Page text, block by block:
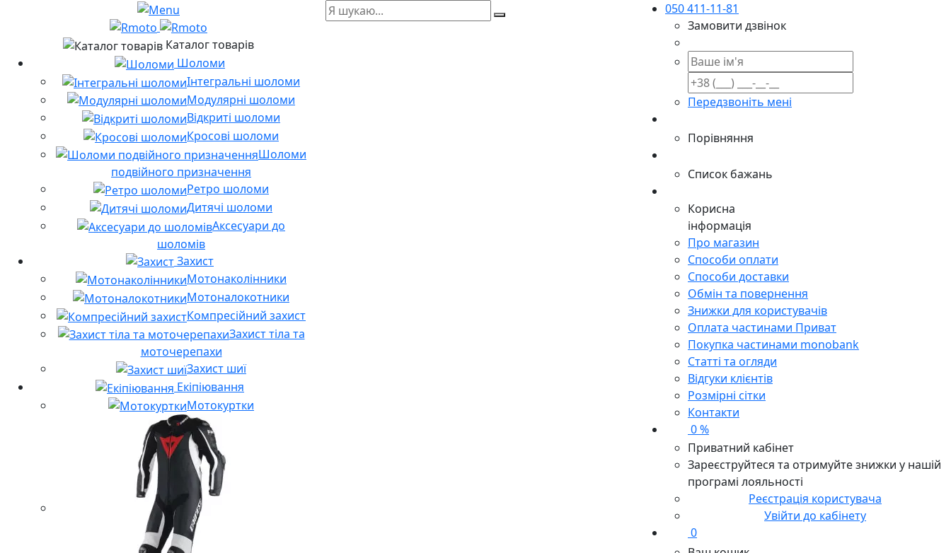
Каталог товарів
Шоломи
Інтегральні шоломи
Модулярні шоломи
Відкриті шоломи
Кросові шоломи
Шоломи
подвійного призначення
Ретро шоломи
Дитячі шоломи
Аксесуари до
шоломів
Захист
Мотонаколінники
Мотоналокотники
Компресійний захист
Захист тіла та
моточерепахи
Захист шиї
Екіпіювання
Мотокуртки
050 411-11-81
Замовити дзвінок
Передзвоніть мені
Порівняння
Список бажань
Корисна
інформація
Про магазин
Способи оплати
Способи доставки
Обмін та повернення
Знижки для користувачів
Оплата частинами Приват
Покупка частинами monobank
Статті та огляди
Відгуки клієнтів
Розмірні сітки
Контакти
0 %
Приватний кабінет
Зареєструйтеся та отримуйте знижки у нашій
програмі лояльності
Реєстрація користувача
Увійти до кабінету
0